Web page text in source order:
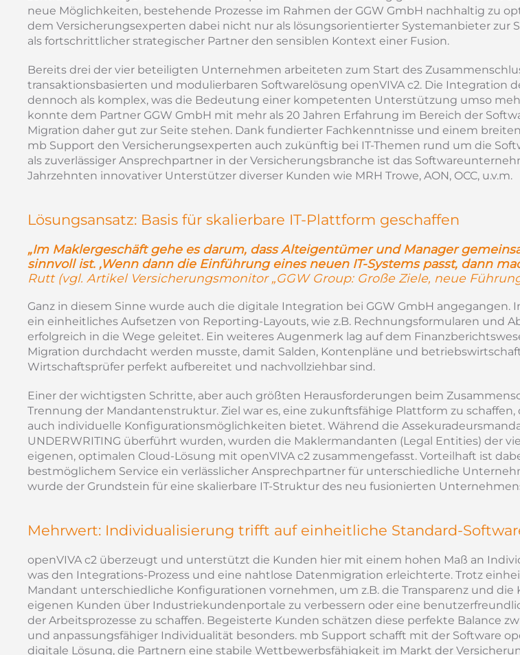
neue Möglichkeiten, bestehende Prozesse im Rahmen der GGW GmbH nachhaltig zu
dem Versicherungsexperten dabei nicht nur als lösungsorientierter Systemanbieter zur
als fortschrittlicher strategischer Partner den sensiblen Kontext einer Fusion.
Bereits drei der vier beteiligten Unternehmen arbeiteten zum Start des
transaktionsbasierten und modulierbaren Softwarelösung openVIVA c2. Die Integration
dennoch als komplex, was die Bedeutung einer kompetenten Unterstützung umso
konnte dem Partner GGW GmbH mit mehr als 20 Jahren Erfahrung im Bereich der
Migration daher gut zur Seite stehen. Dank fundierter Fachkenntnisse und einem
mb Support den Versicherungsexperten auch zukünftig bei IT-Themen rund um die
als zuverlässiger Ansprechpartner in der Versicherungsbranche ist das
Jahrzehnten innovativer Unterstützer diverser Kunden wie MRH Trowe, AON, OCC, u.v.m.
Lösungsansatz: Basis für skalierbare IT-Plattform geschaffen
„Im Maklergeschäft gehe es darum, dass Alteigentümer und Manager
sinnvoll ist. ‚Wenn dann die Einführung eines neuen IT-Systems passt, dann
Rutt (vgl. Artikel Versicherungsmonitor „GGW Group: Große Ziele, neue
Ganz in diesem Sinne wurde auch die digitale Integration bei GGW GmbH
ein einheitliches Aufsetzen von Reporting-Layouts, wie z.B. Rechnungsformularen und
erfolgreich in die Wege geleitet. Ein weiteres Augenmerk lag auf dem
Migration durchdacht werden musste, damit Salden, Kontenpläne und
Wirtschaftsprüfer perfekt aufbereitet und nachvollziehbar sind.
Einer der wichtigsten Schritte, aber auch größten Herausforderungen beim
Trennung der Mandantenstruktur. Ziel war es, eine zukunftsfähige Plattform zu schaffen,
auch individuelle Konfigurationsmöglichkeiten bietet. Während die
UNDERWRITING überführt wurden, wurden die Maklermandanten (Legal Entities) der
eigenen, optimalen Cloud-Lösung mit openVIVA c2 zusammengefasst. Vorteilhaft ist
bestmöglichem Service ein verlässlicher Ansprechpartner für unterschiedliche
wurde der Grundstein für eine skalierbare IT-Struktur des neu fusionierten
Mehrwert: Individualisierung trifft auf einheitliche Standard-
openVIVA c2 überzeugt und unterstützt die Kunden hier mit einem hohen Maß an
was den Integrations-Prozess und eine nahtlose Datenmigration erleichterte. Trotz
Mandant unterschiedliche Konfigurationen vornehmen, um z.B. die Transparenz und
eigenen Kunden über Industriekundenportale zu verbessern oder eine
der Arbeitsprozesse zu schaffen. Begeisterte Kunden schätzen diese perfekte Balance
und anpassungsfähiger Individualität besonders. mb Support schafft mit der Software
digitale Lösung, die Partnern eine stabile Wettbewerbsfähigkeit im Markt der